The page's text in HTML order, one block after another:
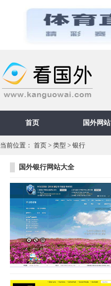
首页 国外网站
当前位置： 首页 > 类型 > 银行
国外银行网站大全